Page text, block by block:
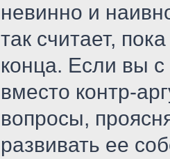
невинно и
так считает,
конца. Если вы
вместо контр-
вопросы,
развивать ее